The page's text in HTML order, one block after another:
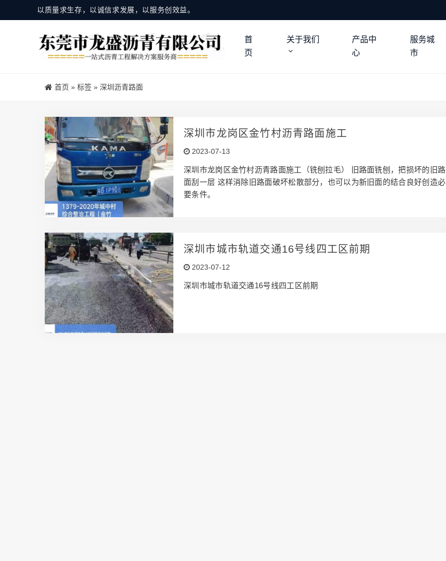
以质量求生存，以诚信求发展，以服务创效益。
首
页
关于我们
产品中
心
服务城
市
首页 » 标签 » 深圳沥青路面
深圳市龙岗区金竹村沥青路面施工
2023-07-13
深圳市龙岗区金竹村沥青路面施工（铣刨拉毛） 旧路面铣刨，把损坏的旧路
面刮一层 这样消除旧路面破坏松散部分，也可以为新旧面的结合良好创造必
要条件。
深圳市城市轨道交通16号线四工区前期
2023-07-12
深圳市城市轨道交通16号线四工区前期